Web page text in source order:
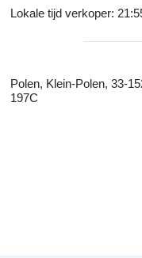
Lokale tijd verkoper:
Polen, Klein-Polen, 33-
197C